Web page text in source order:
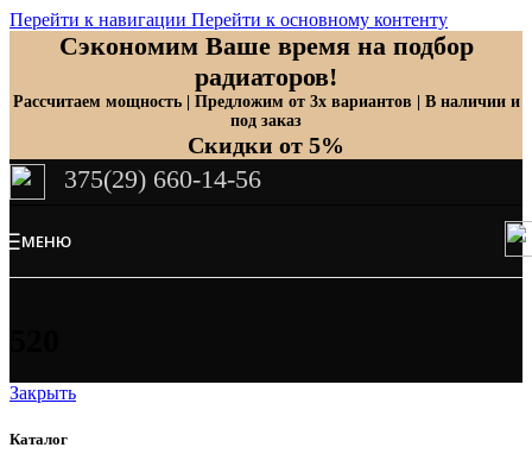
Перейти к навигации Перейти к основному контенту
Сэкономим Ваше время на подбор
радиаторов!
Рассчитаем мощность | Предложим от 3х вариантов | В наличии и
под заказ
Скидки от 5%
375(29) 660-14-56
МЕНЮ
Закрыть
Каталог